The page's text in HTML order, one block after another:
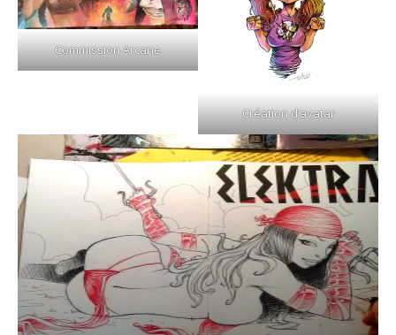
Commission Arcane
Création d’avatar